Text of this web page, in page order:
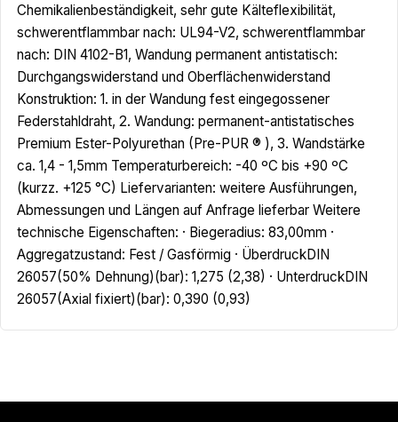
Chemikalienbeständigkeit, sehr gute Kälteflexibilität,
schwerentflammbar nach: UL94-V2, schwerentflammbar
nach: DIN 4102-B1, Wandung permanent antistatisch:
Durchgangswiderstand und Oberflächenwiderstand
Konstruktion: 1. in der Wandung fest eingegossener
Federstahldraht, 2. Wandung: permanent-antistatisches
Premium Ester-Polyurethan (Pre-PUR ® ), 3. Wandstärke
ca. 1,4 - 1,5mm Temperaturbereich: -40 ºC bis +90 ºC
(kurzz. +125 °C) Liefervarianten: weitere Ausführungen,
Abmessungen und Längen auf Anfrage lieferbar Weitere
technische Eigenschaften: · Biegeradius: 83,00mm ·
Aggregatzustand: Fest / Gasförmig · ÜberdruckDIN
26057(50% Dehnung)(bar): 1,275 (2,38) · UnterdruckDIN
26057(Axial fixiert)(bar): 0,390 (0,93)